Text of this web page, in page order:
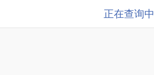
正在查询中